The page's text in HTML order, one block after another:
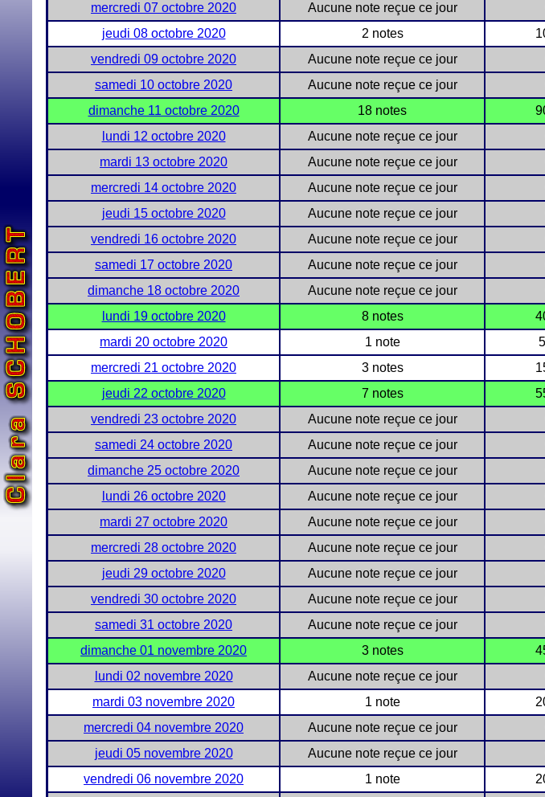
mercredi 07 octobre 2020
Aucune note reçue ce jour
jeudi 08 octobre 2020
2 notes
vendredi 09 octobre 2020
Aucune note reçue ce jour
samedi 10 octobre 2020
Aucune note reçue ce jour
dimanche 11 octobre 2020
18 notes
lundi 12 octobre 2020
Aucune note reçue ce jour
mardi 13 octobre 2020
Aucune note reçue ce jour
mercredi 14 octobre 2020
Aucune note reçue ce jour
jeudi 15 octobre 2020
Aucune note reçue ce jour
vendredi 16 octobre 2020
Aucune note reçue ce jour
samedi 17 octobre 2020
Aucune note reçue ce jour
dimanche 18 octobre 2020
Aucune note reçue ce jour
lundi 19 octobre 2020
8 notes
mardi 20 octobre 2020
1 note
mercredi 21 octobre 2020
3 notes
jeudi 22 octobre 2020
7 notes
vendredi 23 octobre 2020
Aucune note reçue ce jour
samedi 24 octobre 2020
Aucune note reçue ce jour
dimanche 25 octobre 2020
Aucune note reçue ce jour
lundi 26 octobre 2020
Aucune note reçue ce jour
mardi 27 octobre 2020
Aucune note reçue ce jour
mercredi 28 octobre 2020
Aucune note reçue ce jour
jeudi 29 octobre 2020
Aucune note reçue ce jour
vendredi 30 octobre 2020
Aucune note reçue ce jour
samedi 31 octobre 2020
Aucune note reçue ce jour
dimanche 01 novembre 2020
3 notes
lundi 02 novembre 2020
Aucune note reçue ce jour
mardi 03 novembre 2020
1 note
mercredi 04 novembre 2020
Aucune note reçue ce jour
jeudi 05 novembre 2020
Aucune note reçue ce jour
vendredi 06 novembre 2020
1 note